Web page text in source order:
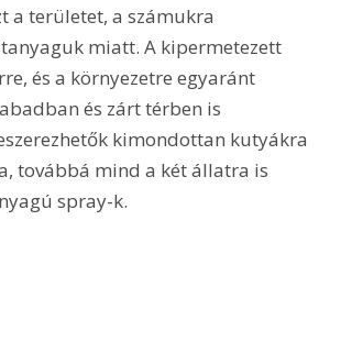
a területet, a számukra
miatt. A kipermetezett
és a környezetre egyaránt
és zárt térben is
kimondottan kutyákra
továbbá mind a két állatra is
spray-k.